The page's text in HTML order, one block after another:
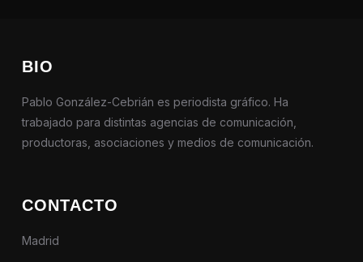
BIO
Pablo González-Cebrián es periodista gráfico. Ha
trabajado para distintas agencias de comunicación,
productoras, asociaciones y medios de comunicación.
CONTACTO
Madrid